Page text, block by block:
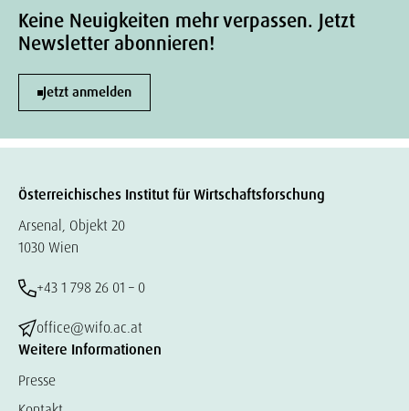
Keine Neuigkeiten mehr verpassen. Jetzt
Newsletter abonnieren!
Jetzt anmelden
Österreichisches Institut für Wirtschaftsforschung
Arsenal, Objekt 20
1030 Wien
+43 1 798 26 01 – 0
office@wifo.ac.at
Weitere Informationen
Presse